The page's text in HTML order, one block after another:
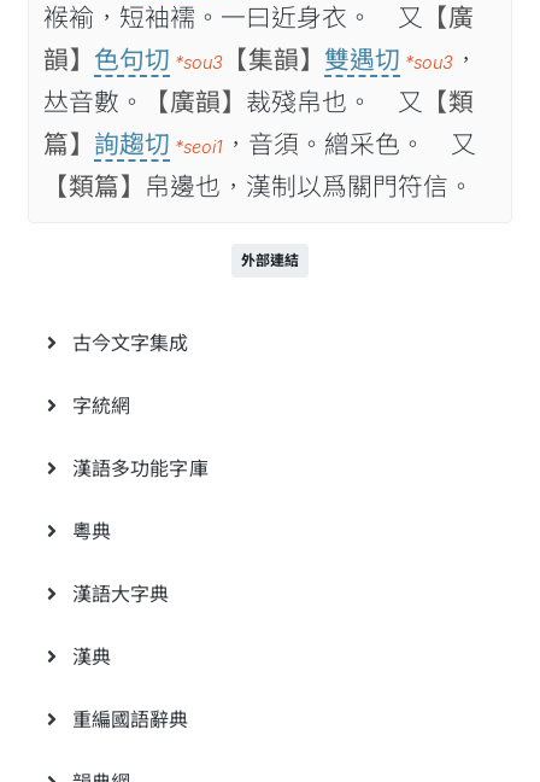
䙈褕，短袖襦。一曰近身衣。 又
【廣
韻】 色句切 *sou3 【集韻】 雙遇切 *sou3 ，
𠀤音數。
【廣韻】 裁殘帛也。 又
【類
篇】 詢趨切 *seoi1 ，音須。繒采色。 又
【類篇】 帛邊也，漢制以爲關門符信。
外部連結
古今文字集成
字統網
漢語多功能字庫
粵典
漢語大字典
漢典
重編國語辭典